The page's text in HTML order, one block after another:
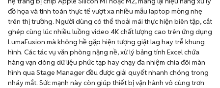
đồ họa và tính toán thực tế vượt xa nhiều mẫu laptop mỏng nhẹ
trên thị trường. Người dùng có thể thoải mái thực hiện biên tập, cắt
ghép cùng lúc nhiều luồng video 4K chất lượng cao trên ứng dụng
LumaFusion mà không hề gặp hiện tượng giật lag hay trễ khung
hình. Các tác vụ văn phòng nặng nề, xử lý bảng tính Excel chứa
hàng vạn dòng dữ liệu phức tạp hay chạy đa nhiệm chia đôi màn
hình qua Stage Manager đều được giải quyết nhanh chóng trong
nháy mắt. Sức mạnh này còn giúp thiết bị vận hành vô cùng trơn